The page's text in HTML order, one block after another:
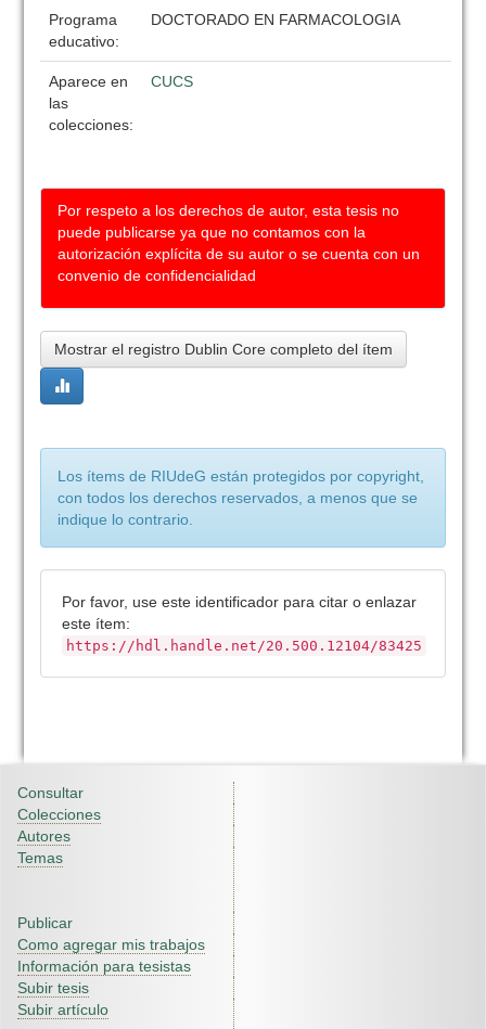
Programa
educativo:
DOCTORADO EN FARMACOLOGIA
Aparece en
las
colecciones:
CUCS
Por respeto a los derechos de autor, esta tesis no
puede publicarse ya que no contamos con la
autorización explícita de su autor o se cuenta con un
convenio de confidencialidad
Mostrar el registro Dublin Core completo del ítem
Los ítems de RIUdeG están protegidos por copyright,
con todos los derechos reservados, a menos que se
indique lo contrario.
Por favor, use este identificador para citar o enlazar
este ítem:
https://hdl.handle.net/20.500.12104/83425
Consultar
Colecciones
Autores
Temas
Publicar
Como agregar mis trabajos
Información para tesistas
Subir tesis
Subir artículo